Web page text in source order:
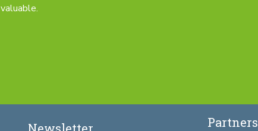
valuable.
Newsletter Partners